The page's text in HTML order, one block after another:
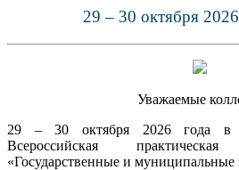
29 – 30 октября
Уважаемые
29 – 30 октября 2026 года в
Всероссийская практическая
«Государственные и муниципальные